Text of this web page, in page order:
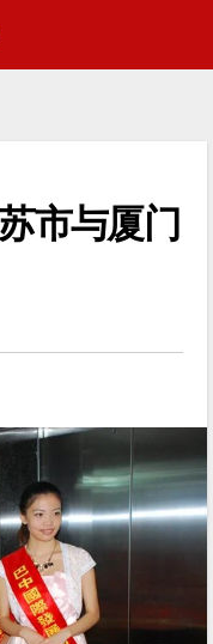
市与厦门